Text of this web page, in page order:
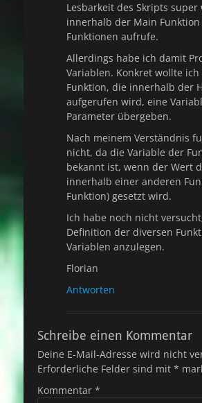
Lesbarkeit des Skripts super
innerhalb der Main
Funktionen aufrufe.
Allerdings habe ich damit
Variablen. Konkret wollte ich
Funktion, die innerhalb der
aufgerufen wird, eine
Parameter übergeben.
Nach meinem Verständnis
nicht, da die Variable der
bekannt ist, wenn der Wert
innerhalb einer anderen
Funktion) gesetzt wird.
Ich habe noch nicht
Definition der diversen
Variablen anzulegen.
Florian
Antworten
Schreibe einen Kommentar
Deine E-Mail-Adresse wird nicht
Erforderliche Felder sind mit *
Kommentar *